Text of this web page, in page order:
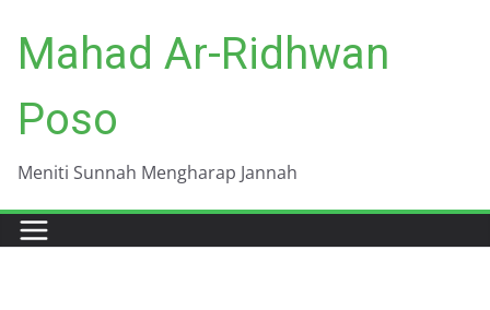
content
Mahad Ar-Ridhwan
Poso
Meniti Sunnah Mengharap Jannah